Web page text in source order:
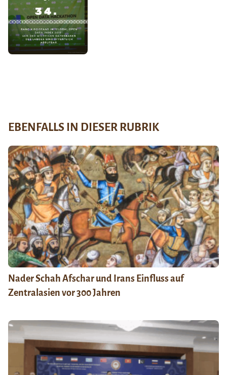
EBENFALLS IN DIESER RUBRIK
Nader Schah Afschar und Irans Einfluss auf
Zentralasien vor 300 Jahren